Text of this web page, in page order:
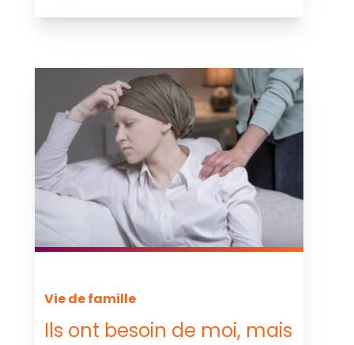
Vie de famille
Ils ont besoin de moi, mais